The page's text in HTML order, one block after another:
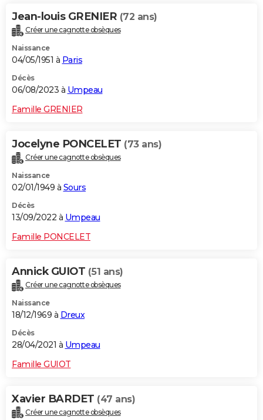
Carte de Noël
Carte Bonne année
Carte Saint-Valentin
Carte Pâques
Carte d'anniversaire
DICTIONNAIRE
Dictionnaire
Biographies
Citations
Expressions
Proverbes
PROGRAMME TV
S'inscrire
Se connecter
Lycées
Collèges
Primaires
Universités
Entreprises
Service militaire
Avis de recherche
AVIS DE DÉCÈS
FORUM
Bricolage
Television
Jean-louis GRENIER (72 ans)
Créer une cagnotte obsèques
Naissance
04/05/1951 à Paris
Décès
06/08/2023 à Umpeau
Famille GRENIER
Jocelyne PONCELET (73 ans)
Créer une cagnotte obsèques
Naissance
02/01/1949 à Sours
Décès
13/09/2022 à Umpeau
Famille PONCELET
Annick GUIOT (51 ans)
Créer une cagnotte obsèques
Naissance
18/12/1969 à Dreux
Décès
28/04/2021 à Umpeau
Famille GUIOT
Xavier BARDET (47 ans)
Créer une cagnotte obsèques